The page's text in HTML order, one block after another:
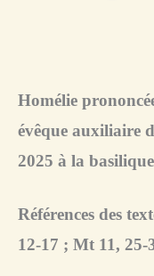
Homélie
évêque auxiliaire
2025 à la
Références des
12-17 ; Mt 11, 25-